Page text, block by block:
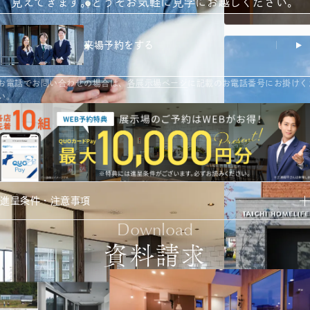
来場予約をする
電話でお問い合わせの場合は、各展示場ページ
に記載のお電話番号にお掛けく
。
進呈条件・注意事項
Download
資料請求